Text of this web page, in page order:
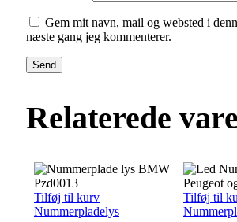
Gem mit navn, mail og websted i
næste gang jeg kommenterer.
Send
Relaterede
Tilføj til kurv
Nummerpladelys
Tilføj til